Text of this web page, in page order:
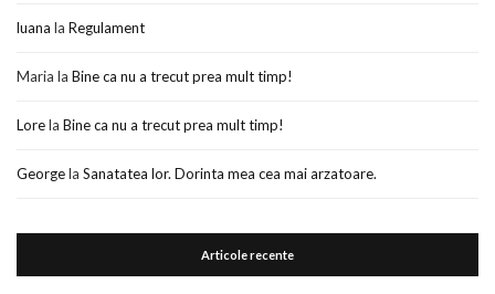
luana la Regulament
Maria la Bine ca nu a trecut prea mult timp!
Lorela Bine ca nu a trecut prea mult timp!
Georgela Sanatatea lor. Dorinta mea cea mai arzatoare.
Articole recente